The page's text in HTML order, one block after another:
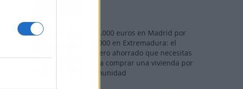
110.000 euros en Madrid por
31.000 en Extremadura: el
dinero ahorrado que necesitas
para comprar una vivienda por
comunidad